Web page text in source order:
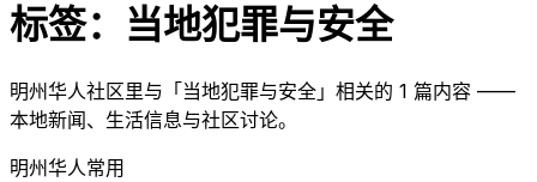
标签：当地犯罪与安全
明州华人社区里与「当地犯罪与安全」相关的 1 篇内容 ——
本地新闻、生活信息与社区讨论。
明州华人常用